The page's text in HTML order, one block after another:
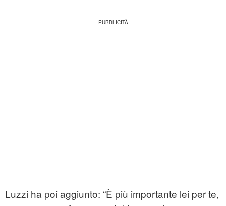
Luzzi ha poi aggiunto: “È più importante lei per te,